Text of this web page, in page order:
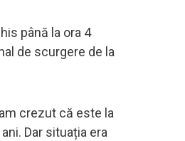
până la ora 4
de scurgere de la
crezut că este la
Dar situația era